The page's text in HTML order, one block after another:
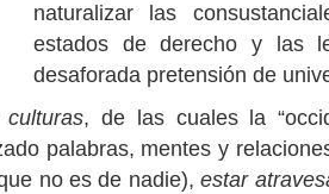
naturalizar las
estados de derecho y las
desaforada pretensión de
, de las cuales la
palabras, mentes y
no es de nadie),estar